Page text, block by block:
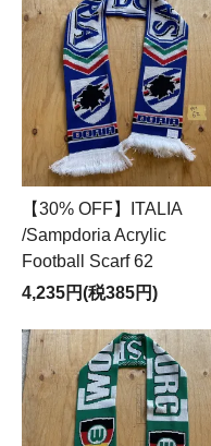
【30% OFF】ITALIA
/Sampdoria Acrylic
Football Scarf 62
4,235円(税385円)